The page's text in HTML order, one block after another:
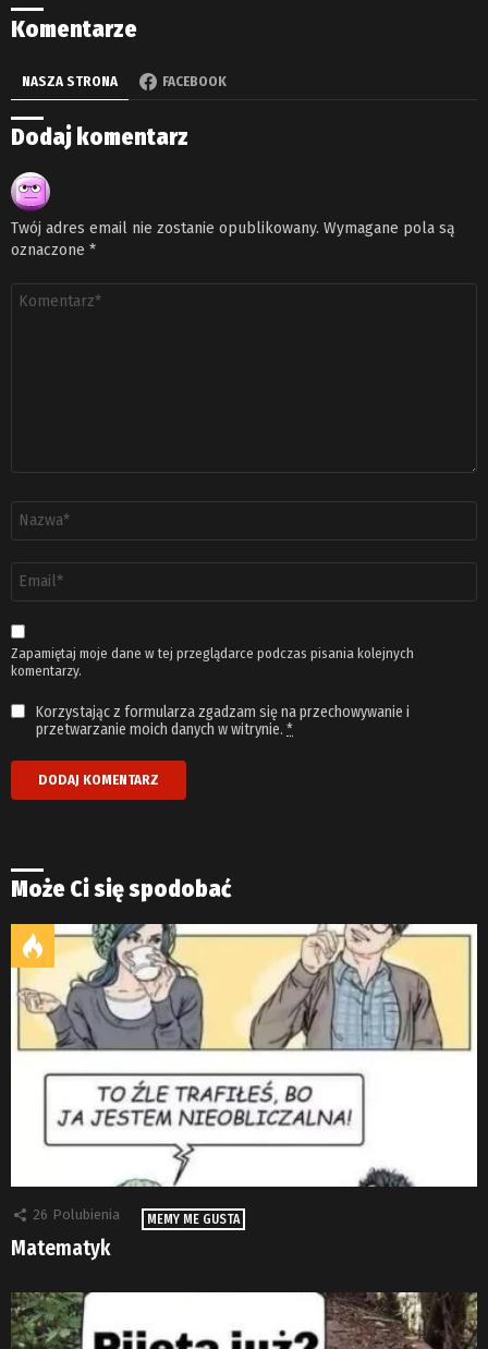
Komentarze
NASZA STRONA FACEBOOK
Dodaj komentarz
Twój adres email nie zostanie opublikowany. Wymagane pola są
oznaczone *
email
*
Zapamiętaj moje dane w tej przeglądarce podczas pisania kolejnych
komentarzy.
Korzystając z formularza zgadzam się na przechowywanie i
przetwarzanie moich danych w witrynie. *
Może Ci się spodobać
26 Polubienia MEMY ME GUSTA
Matematyk